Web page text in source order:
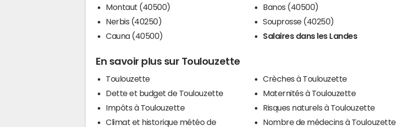
Montaut (40500)
Nerbis (40250)
Cauna (40500)
Banos (40500)
Souprosse (40250)
Salaires dans les Landes
En savoir plus sur Toulouzette
Toulouzette
Dette et budget de Toulouzette
Impôts à Toulouzette
Climat et historique météo de
Crèches à Toulouzette
Maternités à Toulouzette
Risques naturels à Toulouzette
Nombre de médecins à Toulouzette